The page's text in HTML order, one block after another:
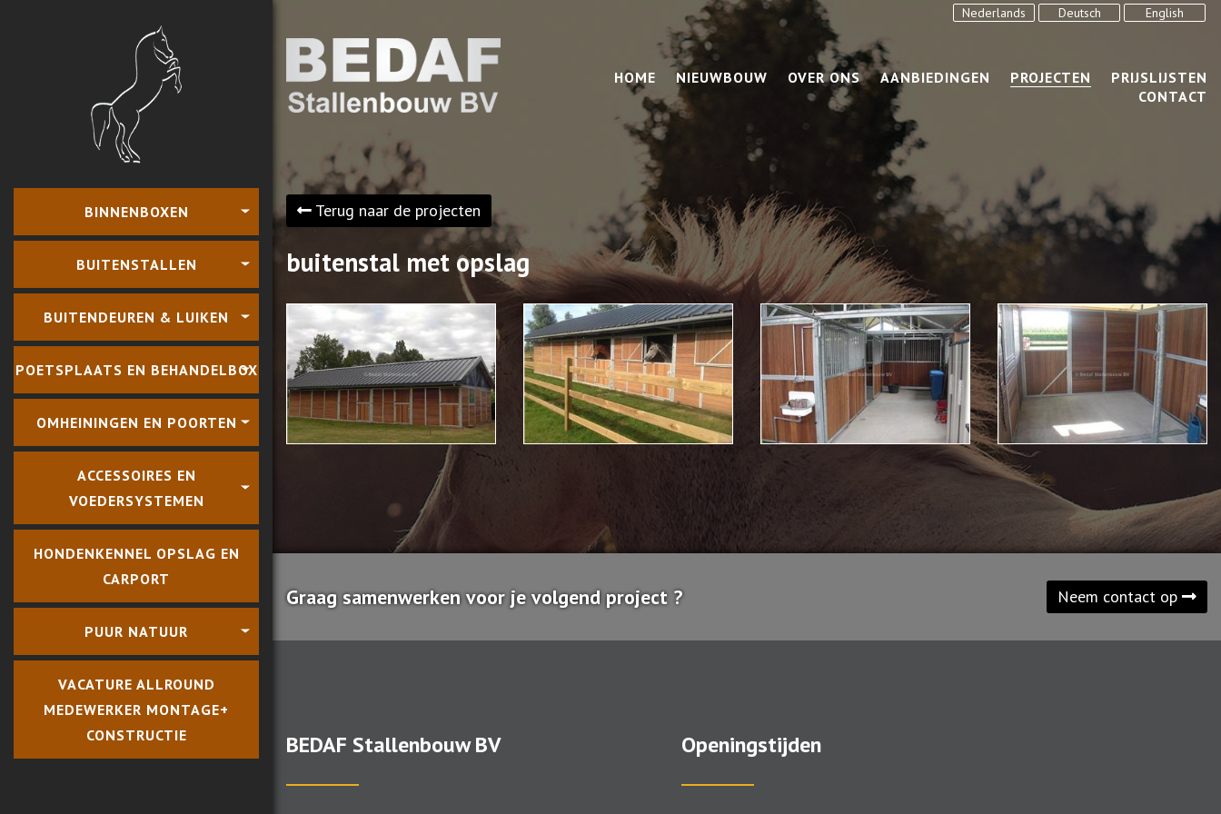
BINNENBOXEN
BUITENSTALLEN
BUITENDEUREN & LUIKEN
POETSPLAATS EN BEHANDELBOX
OMHEININGEN EN POORTEN
ACCESSOIRES EN
VOEDERSYSTEMEN
HONDENKENNEL OPSLAG EN
CARPORT
PUUR NATUUR
VACATURE ALLROUND
MEDEWERKER MONTAGE+
CONSTRUCTIE
Nederlands Deutsch English
HOME NIEUWBOUW OVER ONS AANBIEDINGEN PROJECTEN
PRIJSLIJSTEN
CONTACT
Terug naar de projecten
buitenstal met opslag
Graag samenwerken voor je volgend project ? Neem contact op
BEDAF Stallenbouw BV Openingstijden